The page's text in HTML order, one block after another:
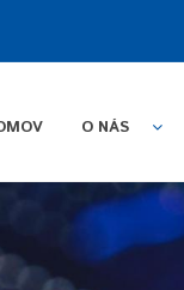
O NÁS